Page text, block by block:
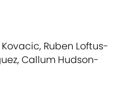
Ruben Loftus-
Callum Hudson-